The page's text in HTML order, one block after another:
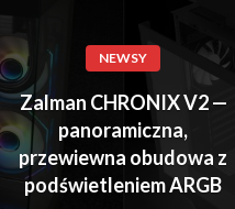
NEWSY
Zalman CHRONIX V2 —
panoramiczna,
przewiewna obudowa z
podświetleniem ARGB